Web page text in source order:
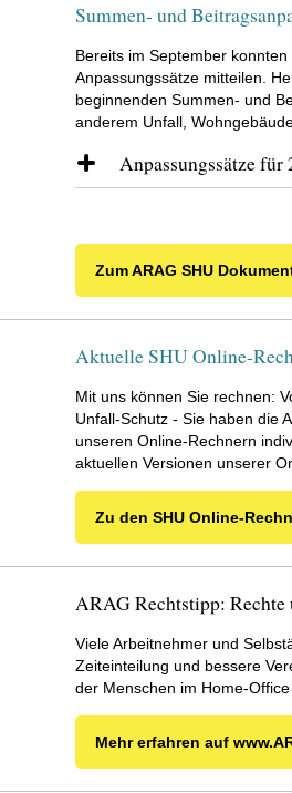
Summen- und
Bereits im September
Anpassungssätze mitteilen.
beginnenden Summen- und
anderem Unfall,
Anpassungssätze für
Bedingungswerk
AUB 88 und älter
AUB 2003
AUB 2018
Unfall
AUB 2007 / 2012
Zum ARAG SHU
Aktuelle SHU Online-
Mit uns können Sie rechnen:
Unfall-Schutz - Sie haben die
unseren Online-Rechnern
aktuellen Versionen unserer
Zu den SHU Online-
ARAG Rechtstipp:
Viele Arbeitnehmer und
Zeiteinteilung und bessere
der Menschen im Home-
Mehr erfahren auf